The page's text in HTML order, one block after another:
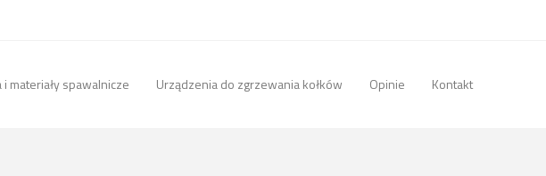
materiały spawalnicze Urządzenia do zgrzewania kołków Opinie Kontakt